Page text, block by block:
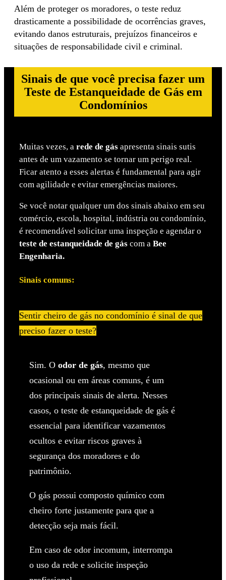
Além de proteger os moradores, o teste reduz
drasticamente a possibilidade de ocorrências graves,
evitando danos estruturais, prejuízos financeiros e
situações de responsabilidade civil e criminal.
Sinais de que você precisa fazer um
Teste de Estanqueidade de Gás em
Condomínios
Muitas vezes, a rede de gás apresenta sinais sutis
antes de um vazamento se tornar um perigo real.
Ficar atento a esses alertas é fundamental para agir
com agilidade e evitar emergências maiores.
Se você notar qualquer um dos sinais abaixo em seu
comércio, escola, hospital, indústria ou condomínio,
é recomendável solicitar uma inspeção e agendar o
teste de estanqueidade de gás com a Bee
Engenharia.
Sinais comuns:
Sentir cheiro de gás no condomínio é sinal de que
preciso fazer o teste?
Sim. O odor de gás, mesmo que
ocasional ou em áreas comuns, é um
dos principais sinais de alerta. Nesses
casos, o teste de estanqueidade de gás é
essencial para identificar vazamentos
ocultos e evitar riscos graves à
segurança dos moradores e do
patrimônio.
O gás possui composto químico com
cheiro forte justamente para que a
detecção seja mais fácil.
Em caso de odor incomum, interrompa
o uso da rede e solicite inspeção